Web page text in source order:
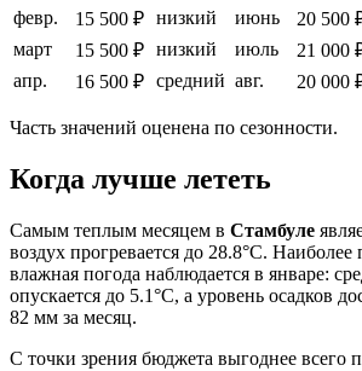
февр.
15 500 ₽ низкий июнь 20 500
март
15 500 ₽ низкий июль 21 000
апр.
16 500 ₽ средний авг. 20 000
Часть значений оценена по сезонности.
Когда лучше лететь
Самым теплым месяцем в Стамбуле
воздух прогревается до 28.8°C. Наиболее
влажная погода наблюдается в январе:
опускается до 5.1°C, а уровень осадков
82 мм за месяц.
С точки зрения бюджета выгоднее всего